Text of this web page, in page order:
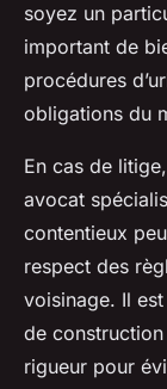
soyez un
important de
procédures
obligations du
En cas de
avocat
contentieux
respect des
voisinage. Il
de
rigueur pour